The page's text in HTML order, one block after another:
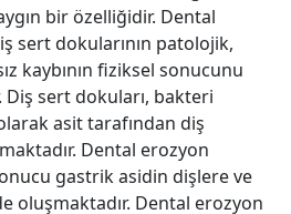
bir özelliğidir. Dental
sert dokularının patolojik,
kaybının fiziksel sonucunu
Diş sert dokuları, bakteri
asit tarafından diş
Dental erozyon
gastrik asidin dişlere ve
oluşmaktadır. Dental erozyon